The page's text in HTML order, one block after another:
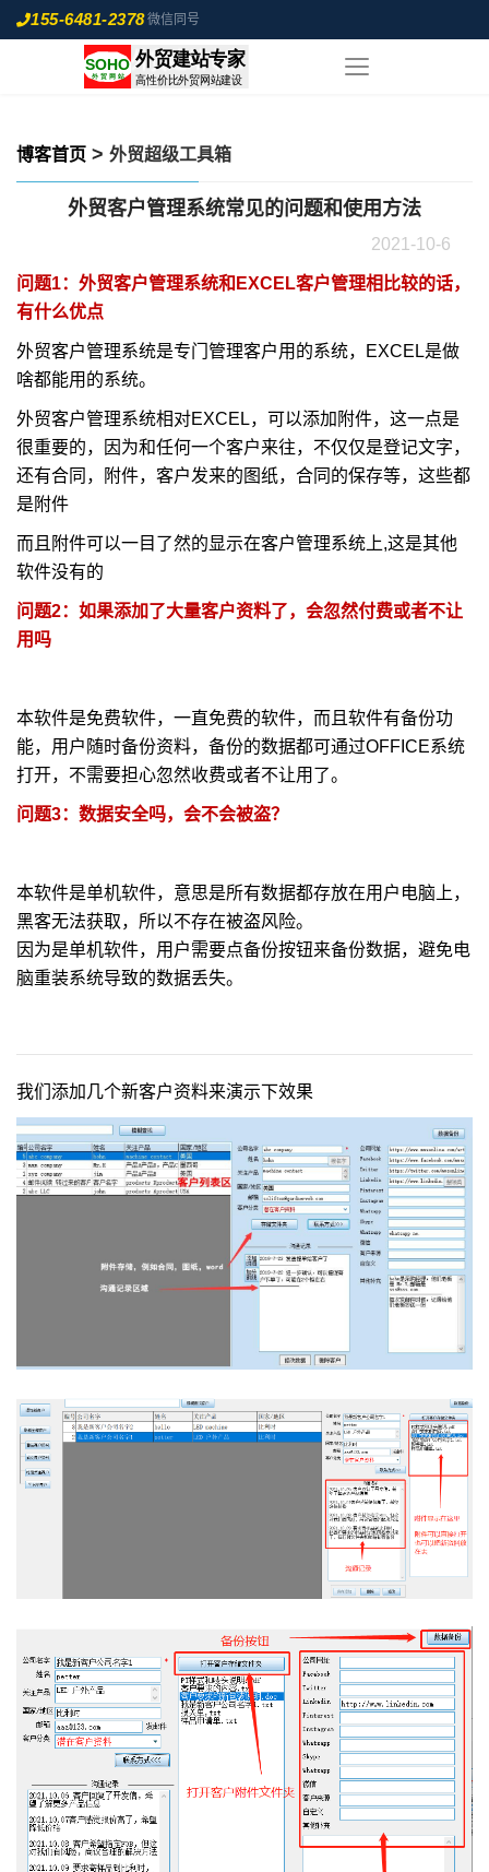
155-6481-2378微信同号
博客首页 > 外贸超级工具箱
外贸客户管理系统常见的问题和使用方法
2021-10-6
问题1：外贸客户管理系统和EXCEL客户管理相比较的话，
有什么优点
外贸客户管理系统是专门管理客户用的系统，EXCEL是做
啥都能用的系统。
外贸客户管理系统相对EXCEL，可以添加附件，这一点是
很重要的，因为和任何一个客户来往，不仅仅是登记文字，
还有合同，附件，客户发来的图纸，合同的保存等，这些都
是附件
而且附件可以一目了然的显示在客户管理系统上,这是其他
软件没有的
问题2：如果添加了大量客户资料了，会忽然付费或者不让
用吗
本软件是免费软件，一直免费的软件，而且软件有备份功
能，用户随时备份资料，备份的数据都可通过OFFICE系统
打开，不需要担心忽然收费或者不让用了。
问题3：数据安全吗，会不会被盗？
本软件是单机软件，意思是所有数据都存放在用户电脑上，
黑客无法获取，所以不存在被盗风险。
因为是单机软件，用户需要点备份按钮来备份数据，避免电
脑重装系统导致的数据丢失。
我们添加几个新客户资料来演示下效果